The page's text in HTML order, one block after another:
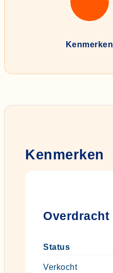
Kenmerken
Kenmerken
Overdracht
Status
Verkocht